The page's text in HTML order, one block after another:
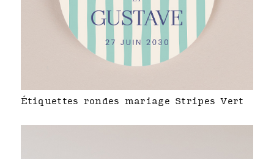
Étiquettes rondes mariage Stripes Vert